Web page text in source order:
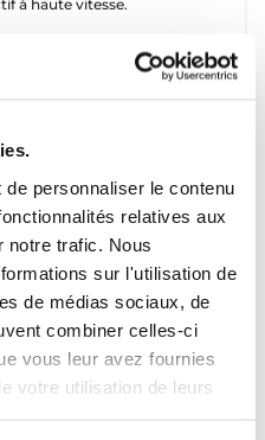
personnaliser le contenu
relatives aux
notre trafic. Nous
sur l'utilisation de
de médias sociaux, de
combiner celles-ci
vous leur avez fournies
votre utilisation de leurs
à haute vitesse.
aller plus loin, plus vite,
en une expérience
un nouveau design pour
rigidité et de fiabilité au
le mât et le foil.
rigide et facile à